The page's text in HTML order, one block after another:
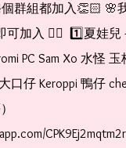
群組都加入👏🏻 🌸
加入 👇🏻  1️⃣夏娃兒
PC Sam Xo 水怪
口仔 Keroppi 鴨仔